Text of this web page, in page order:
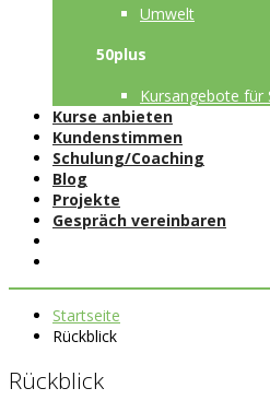
Umwelt
50plus
Kursangebote für
Kurse anbieten
Kundenstimmen
Schulung/Coaching
Blog
Projekte
Gespräch vereinbaren
Startseite
Rückblick
Rückblick